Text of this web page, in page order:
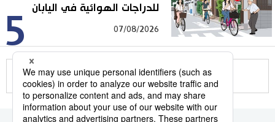
5
للدراجات الهوائية في اليابان
07/08/2026
للمزيد